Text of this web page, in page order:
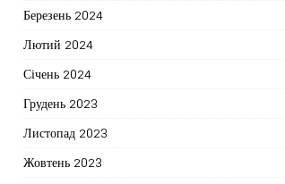
Березень 2024
Лютий 2024
Січень 2024
Грудень 2023
Листопад 2023
Жовтень 2023